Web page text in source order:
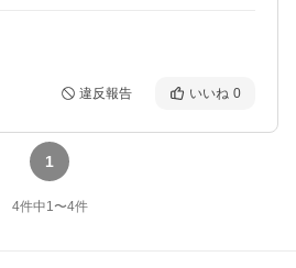
違反報告 いいね 0
1
4件中1〜4件